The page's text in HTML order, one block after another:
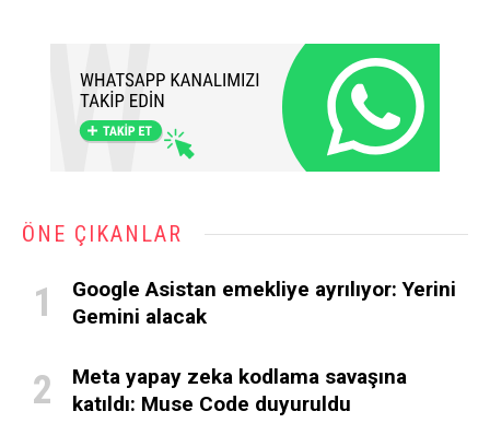
ÖNE ÇIKANLAR
Google Asistan emekliye ayrılıyor: Yerini
Gemini alacak
Meta yapay zeka kodlama savaşına
katıldı: Muse Code duyuruldu